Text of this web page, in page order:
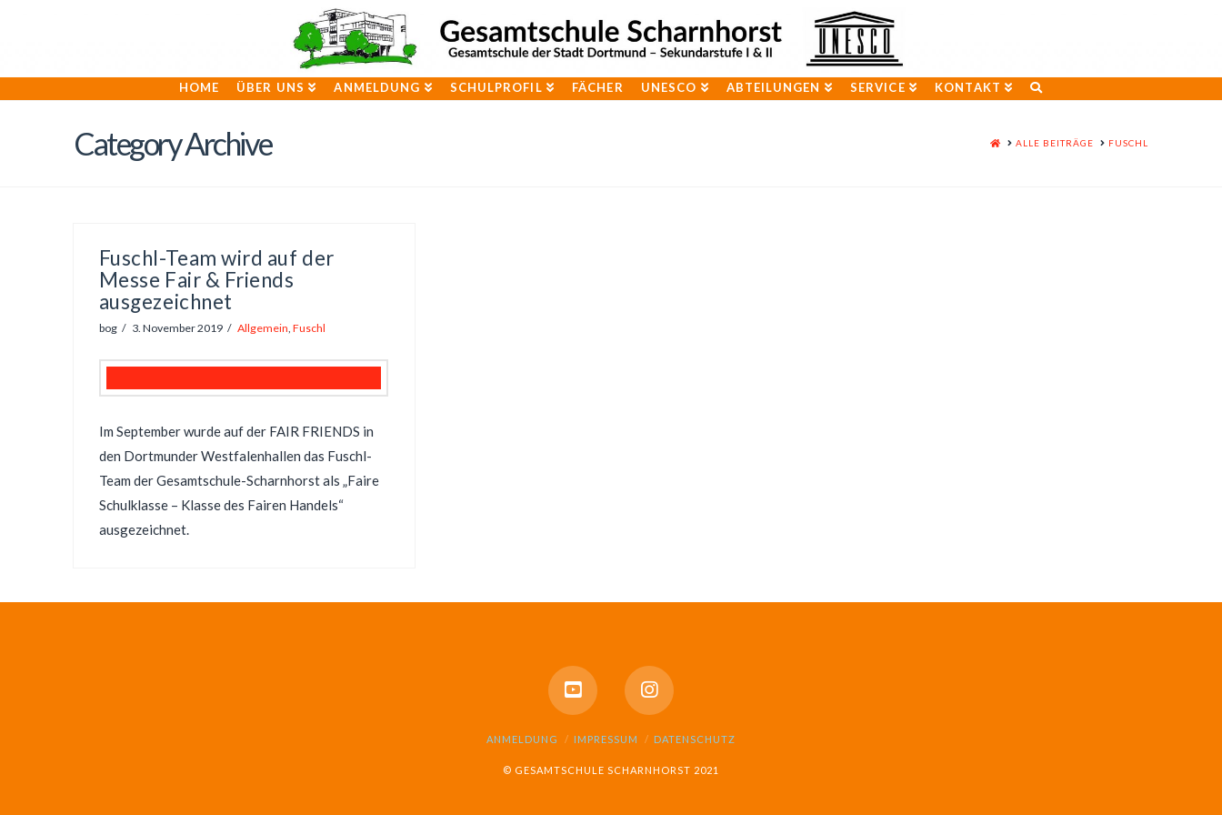
HOME ÜBER UNS ANMELDUNG SCHULPROFIL FÄCHER UNESCO ABTEILUNGEN SERVICE KONTAKT
Category Archive HOMEALLE BEITRÄGE FUSCHL
Fuschl-Team wird auf der
Messe Fair & Friends
ausgezeichnet
bog 3. November 2019 Allgemein Fuschl
Im September wurde auf der FAIR FRIENDS in
den Dortmunder Westfalenhallen das Fuschl-
Team der Gesamtschule-Scharnhorst als „Faire
Schulklasse – Klasse des Fairen Handels“
ausgezeichnet.
ANMELDUNG IMPRESSUM DATENSCHUTZ
© GESAMTSCHULE SCHARNHORST 2021